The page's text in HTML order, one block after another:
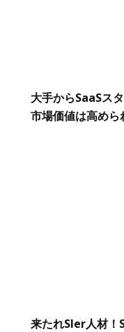
大手からSaaSス
市場価値は高め
来たれSIer人材！